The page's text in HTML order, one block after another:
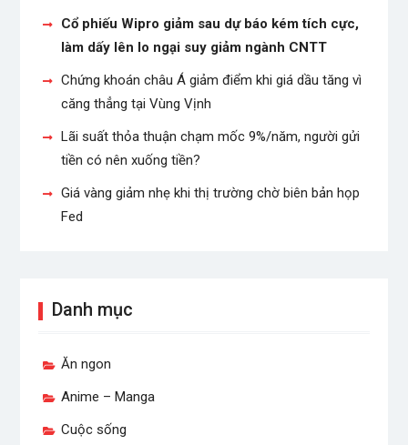
Cổ phiếu Wipro giảm sau dự báo kém tích cực,
làm dấy lên lo ngại suy giảm ngành CNTT
Chứng khoán châu Á giảm điểm khi giá dầu tăng vì
căng thẳng tại Vùng Vịnh
Lãi suất thỏa thuận chạm mốc 9%/năm, người gửi
tiền có nên xuống tiền?
Giá vàng giảm nhẹ khi thị trường chờ biên bản họp
Fed
Danh mục
Ăn ngon
Anime – Manga
Cuộc sống